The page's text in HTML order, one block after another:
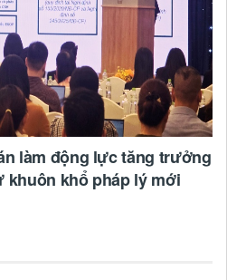
làm động lực tăng trưởng
khổ pháp lý mới